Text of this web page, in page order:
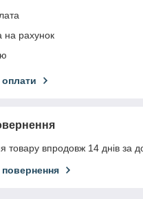
на рахунок
товару впродовж 14 днів за